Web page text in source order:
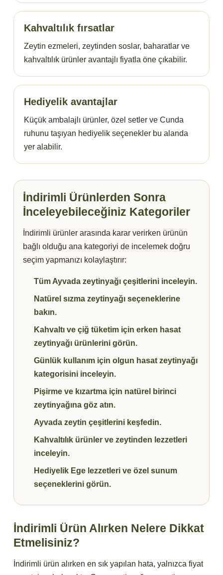
Kahvaltılık fırsatlar
Zeytin ezmeleri, zeytinden soslar, baharatlar ve
kahvaltılık ürünler avantajlı fiyatla öne çıkabilir.
Hediyelik avantajlar
Küçük ambalajlı ürünler, özel setler ve Cunda
ruhunu taşıyan hediyelik seçenekler bu alanda
yer alabilir.
İndirimli Ürünlerden Sonra
İnceleyebileceğiniz Kategoriler
İndirimli ürünler arasında karar verirken ürünün
bağlı olduğu ana kategoriyi de incelemek doğru
seçim yapmanızı kolaylaştırır:
Tüm Ayvada zeytinyağı çeşitlerini inceleyin.
Natürel sızma zeytinyağı seçeneklerine
bakın.
Kahvaltı ve çiğ tüketim için erken hasat
zeytinyağı ürünlerini görün.
Günlük kullanım için olgun hasat zeytinyağı
kategorisini inceleyin.
Pişirme ve kızartma için natürel birinci
zeytinyağına göz atın.
Ayvada zeytin çeşitlerini keşfedin.
Kahvaltılık ürünler ve zeytinden lezzetleri
inceleyin.
Hediyelik Ege lezzetleri ve özel sunum
seçeneklerini görün.
İndirimli Ürün Alırken Nelere Dikkat
Etmelisiniz?
İndirimli ürün alırken en sık yapılan hata, yalnızca fiyat